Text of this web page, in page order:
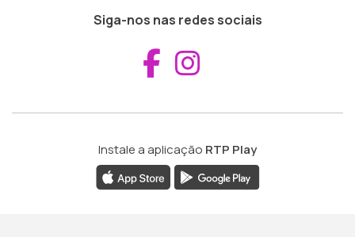
Siga-nos nas redes sociais
Aceder ao
Instale a aplicação RTP Play